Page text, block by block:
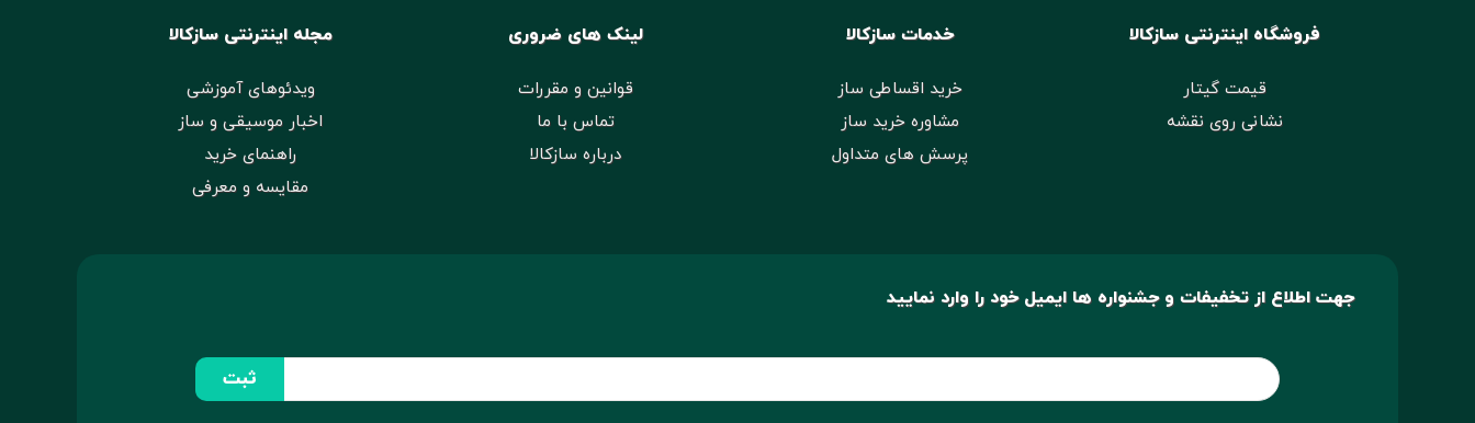
فروشگاه اینترنتی سازکالا
قیمت گیتار
نشانی روی نقشه
خدمات سازکالا
خرید اقساطی ساز
مشاوره خرید ساز
پرسش های متداول
لینک های ضروری
قوانین و مقررات
تماس با ما
درباره سازکالا
مجله اینترنتی سازکالا
ویدئوهای آموزشی
اخبار موسیقی و ساز
راهنمای خرید
مقایسه و معرفی
جهت اطلاع از تخفیفات و جشنواره ها ایمیل خود را وارد نمایید
ثبت